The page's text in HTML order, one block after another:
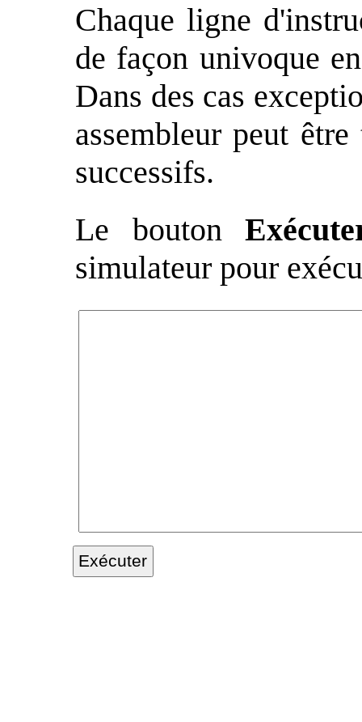
Chaque ligne
de façon univoque
Dans des cas
assembleur peut
successifs.
Le bouton
simulateur pour